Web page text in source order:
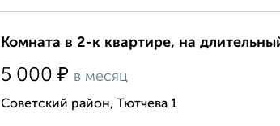
Комната в 2-к квартире, на
5 000 ₽ в месяц
Советский район, Тютчева 1